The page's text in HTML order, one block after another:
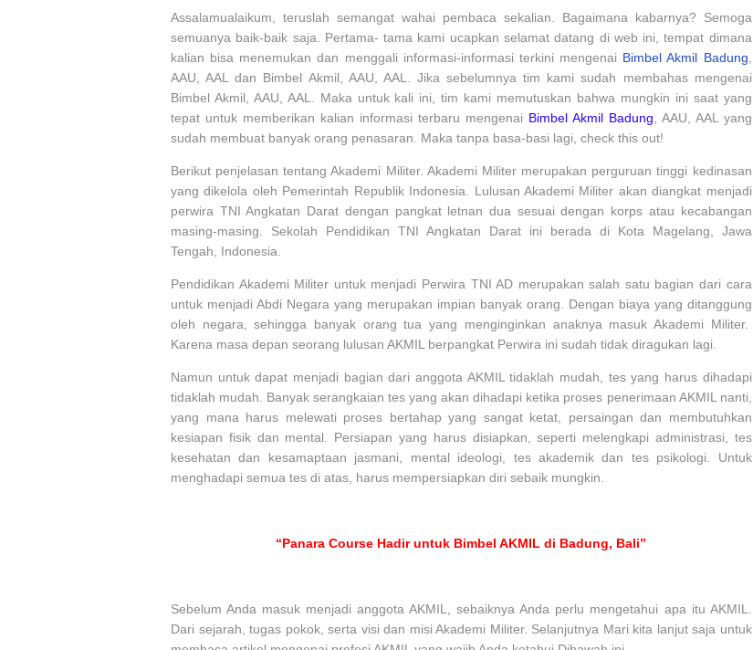
Assalamualaikum, teruslah semangat wahai pembaca sekalian. Bagaimana kabarnya? Semoga
semuanya baik-baik saja. Pertama- tama kami ucapkan selamat datang di web ini, tempat dimana
kalian bisa menemukan dan menggali informasi-informasi terkini mengenai Bimbel Akmil Badung,
AAU, AAL dan Bimbel Akmil, AAU, AAL. Jika sebelumnya tim kami sudah membahas mengenai
Bimbel Akmil, AAU, AAL. Maka untuk kali ini, tim kami memutuskan bahwa mungkin ini saat yang
tepat untuk memberikan kalian informasi terbaru mengenai Bimbel Akmil Badung, AAU, AAL yang
sudah membuat banyak orang penasaran. Maka tanpa basa-basi lagi, check this out!
Berikut penjelasan tentang Akademi Militer. Akademi Militer merupakan perguruan tinggi kedinasan
yang dikelola oleh Pemerintah Republik Indonesia. Lulusan Akademi Militer akan diangkat menjadi
perwira TNI Angkatan Darat dengan pangkat letnan dua sesuai dengan korps atau kecabangan
masing-masing. Sekolah Pendidikan TNI Angkatan Darat ini berada di Kota Magelang, Jawa
Tengah, Indonesia.
Pendidikan Akademi Militer untuk menjadi Perwira TNI AD merupakan salah satu bagian dari cara
untuk menjadi Abdi Negara yang merupakan impian banyak orang. Dengan biaya yang ditanggung
oleh negara, sehingga banyak orang tua yang menginginkan anaknya masuk Akademi Militer.
Karena masa depan seorang lulusan AKMIL berpangkat Perwira ini sudah tidak diragukan lagi.
Namun untuk dapat menjadi bagian dari anggota AKMIL tidaklah mudah, tes yang harus dihadapi
tidaklah mudah. Banyak serangkaian tes yang akan dihadapi ketika proses penerimaan AKMIL nanti,
yang mana harus melewati proses bertahap yang sangat ketat, persaingan dan membutuhkan
kesiapan fisik dan mental. Persiapan yang harus disiapkan, seperti melengkapi administrasi, tes
kesehatan dan kesamaptaan jasmani, mental ideologi, tes akademik dan tes psikologi. Untuk
menghadapi semua tes di atas, harus mempersiapkan diri sebaik mungkin.
“Panara Course Hadir untuk Bimbel AKMIL di Badung, Bali”
Sebelum Anda masuk menjadi anggota AKMIL, sebaiknya Anda perlu mengetahui apa itu AKMIL.
Dari sejarah, tugas pokok, serta visi dan misi Akademi Militer. Selanjutnya Mari kita lanjut saja untuk